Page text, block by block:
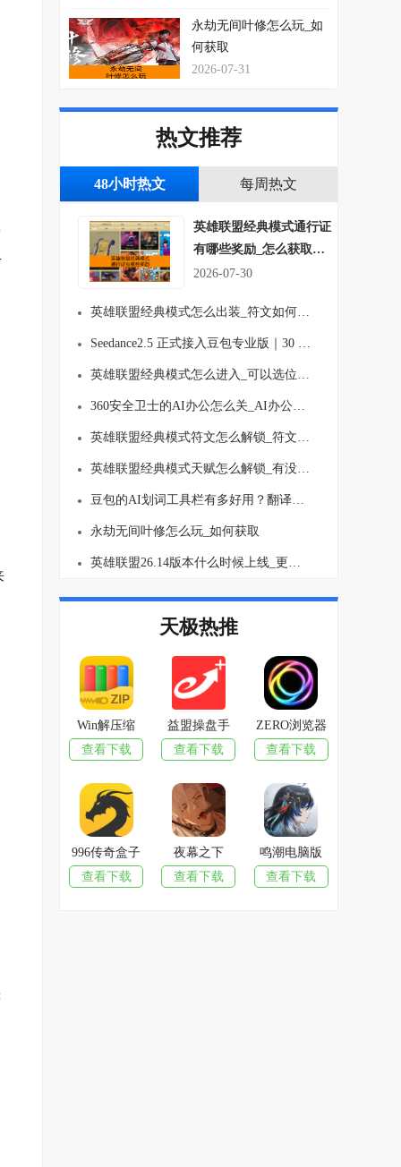
永劫无间叶修怎么玩_如
何获取
2026-07-31
热文推荐
48小时热文 每周热文
英雄联盟经典模式通行证
有哪些奖励_怎么获取符
文吗
2026-07-30
英雄联盟经典模式怎么出装_符文如何搭配
Seedance2.5 正式接入豆包专业版｜30 秒长视频生成、多图参考 AI视频创作能力全面升级
英雄联盟经典模式怎么进入_可以选位置吗
360安全卫士的AI办公怎么关_AI办公关闭方法介绍
英雄联盟经典模式符文怎么解锁_符文要买吗
英雄联盟经典模式天赋怎么解锁_有没有等级上限
豆包的AI划词工具栏有多好用？翻译、总结一键就行！
永劫无间叶修怎么玩_如何获取
英雄联盟26.14版本什么时候上线_更新了哪些内容
天极热推
Win解压缩
查看下载
益盟操盘手
查看下载
ZERO浏览器
查看下载
996传奇盒子
查看下载
夜幕之下
查看下载
鸣潮电脑版
查看下载